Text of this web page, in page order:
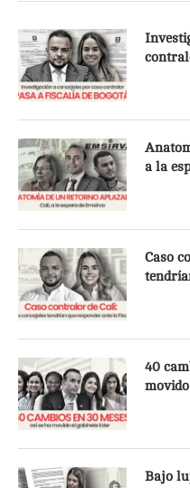
a la
Caso
40
Bajo